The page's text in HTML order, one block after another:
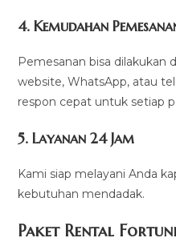
4.Kemudahan
Pemesanan bisa dilakukan
website, WhatsApp, atau
respon cepat untuk setiap
5.Layanan 24 Jam
Kami siap melayani Anda
kebutuhan mendadak.
Paket Rental